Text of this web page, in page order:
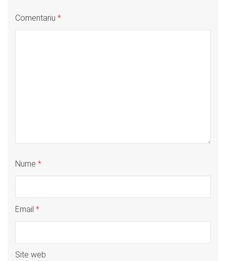
Comentariu *
Nume *
Email *
Site web